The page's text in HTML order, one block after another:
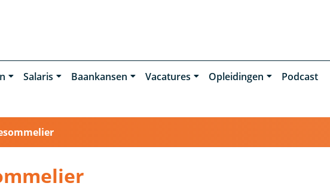
Salaris Baankansen Vacatures Opleidingen Podcast